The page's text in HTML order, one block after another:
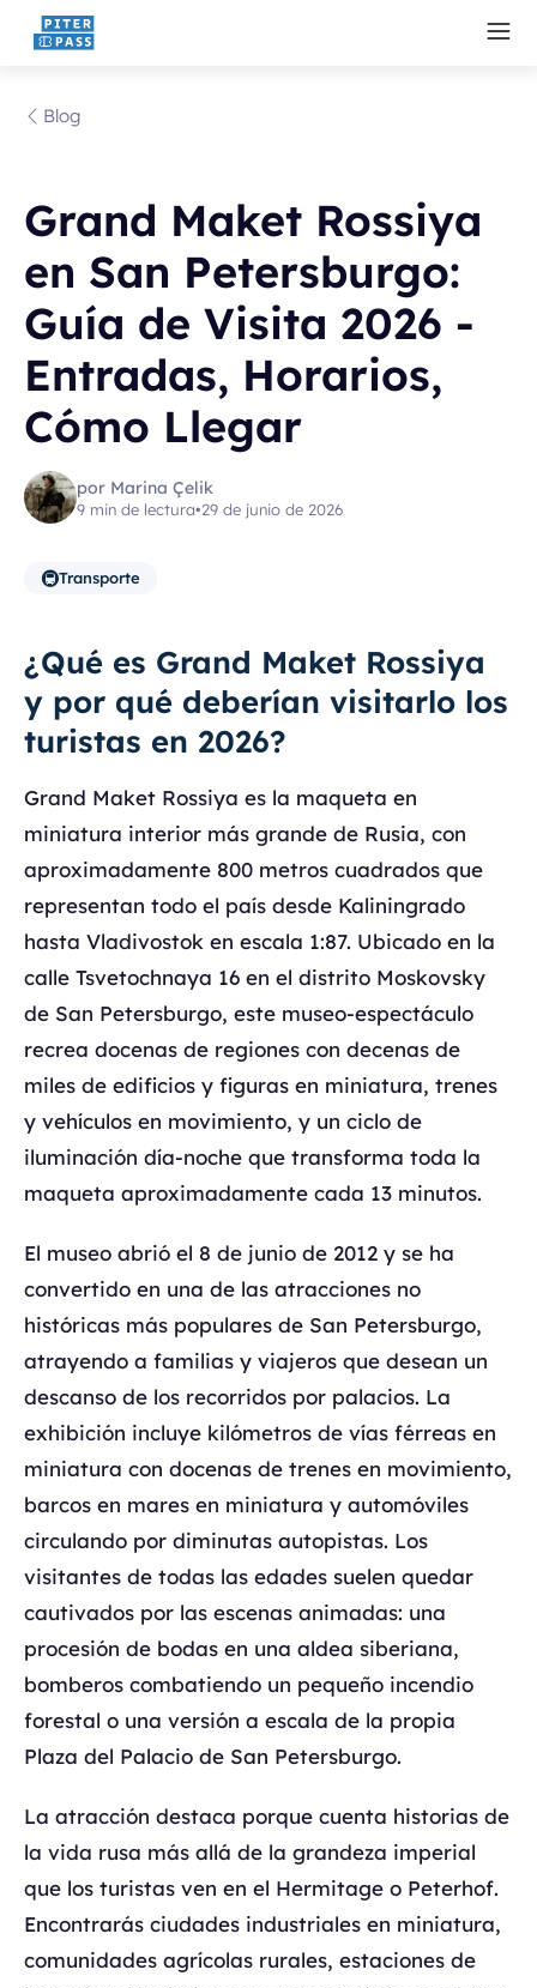
Blog
Grand Maket Rossiya
en San Petersburgo:
Guía de Visita 2026 -
Entradas, Horarios,
Cómo Llegar
por Marina Çelik
9 min de lectura•29 de junio de 2026
🚇Transporte
¿Qué es Grand Maket Rossiya
y por qué deberían visitarlo los
turistas en 2026?
Grand Maket Rossiya es la maqueta en
miniatura interior más grande de Rusia, con
aproximadamente 800 metros cuadrados que
representan todo el país desde Kaliningrado
hasta Vladivostok en escala 1:87. Ubicado en la
calle Tsvetochnaya 16 en el distrito Moskovsky
de San Petersburgo, este museo-espectáculo
recrea docenas de regiones con decenas de
miles de edificios y figuras en miniatura, trenes
y vehículos en movimiento, y un ciclo de
iluminación día-noche que transforma toda la
maqueta aproximadamente cada 13 minutos.
El museo abrió el 8 de junio de 2012 y se ha
convertido en una de las atracciones no
históricas más populares de San Petersburgo,
atrayendo a familias y viajeros que desean un
descanso de los recorridos por palacios. La
exhibición incluye kilómetros de vías férreas en
miniatura con docenas de trenes en movimiento,
barcos en mares en miniatura y automóviles
circulando por diminutas autopistas. Los
visitantes de todas las edades suelen quedar
cautivados por las escenas animadas: una
procesión de bodas en una aldea siberiana,
bomberos combatiendo un pequeño incendio
forestal o una versión a escala de la propia
Plaza del Palacio de San Petersburgo.
La atracción destaca porque cuenta historias de
la vida rusa más allá de la grandeza imperial
que los turistas ven en el Hermitage o Peterhof.
Encontrarás ciudades industriales en miniatura,
comunidades agrícolas rurales, estaciones de